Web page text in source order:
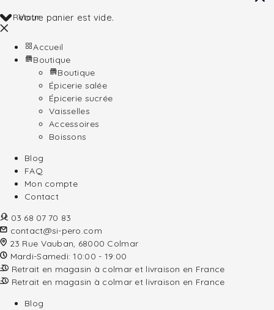
Votre panier est vide.
Retour
Accueil
Boutique
Boutique
Épicerie salée
Épicerie sucrée
Vaisselles
Accessoires
Boissons
Blog
FAQ
Mon compte
Contact
03 68 07 70 83
contact@si-pero.com
23 Rue Vauban, 68000 Colmar
Mardi-Samedi: 10:00 - 19:00
Retrait en magasin à colmar et livraison en France
Retrait en magasin à colmar et livraison en France
Blog